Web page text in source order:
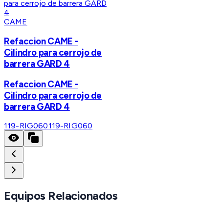
CAME
Refaccion CAME -
Cilindro para cerrojo de
barrera GARD 4
Refaccion CAME -
Cilindro para cerrojo de
barrera GARD 4
119-RIG060119-RIG060
Equipos Relacionados